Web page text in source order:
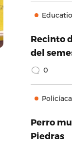
Recinto
del
0
Perro
Piedras